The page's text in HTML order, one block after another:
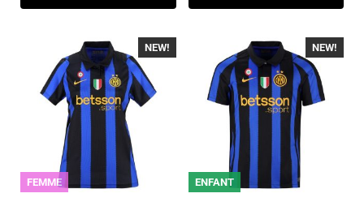
-40%
NEW!
FEMME
-40%
NEW!
ENFANT